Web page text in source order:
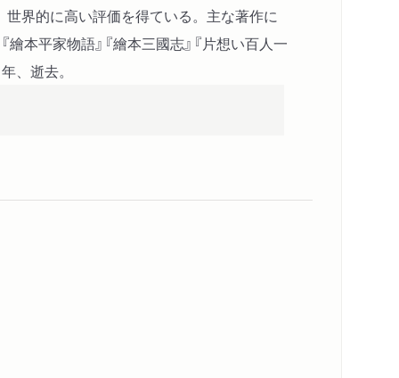
界的に高い評価を得ている。主な著作に
繪本平家物語』『繪本三國志』『片想い百人一
、逝去。